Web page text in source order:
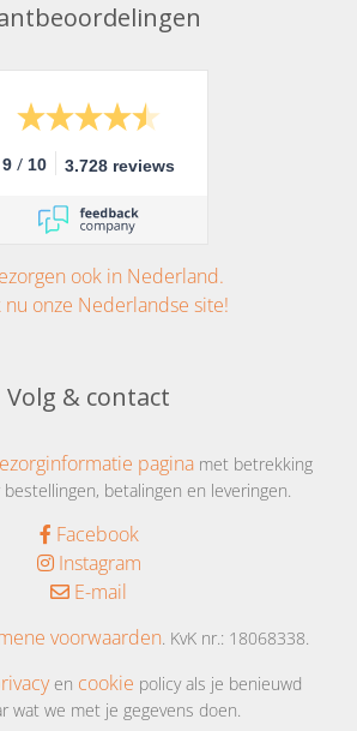
9 / 10 3.728 reviews
ook in Nederland.
nu onze Nederlandse site!
Volg & contact
paginamet betrekking
betalingen en leveringen.
Facebook
Instagram
E-mail
voorwaarden. KvK nr.: 18068338.
en cookie policy als je benieuwd
wat we met je gegevens doen.